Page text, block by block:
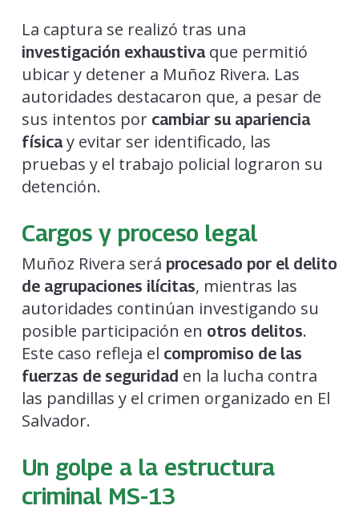
La captura se realizó tras una
investigación exhaustivaque permitió
ubicar y detener a Muñoz Rivera. Las
autoridades destacaron que, a pesar de
sus intentos por cambiar su apariencia
físicay evitar ser identificado, las
pruebas y el trabajo policial lograron su
detención.
Cargos y proceso legal
Muñoz Rivera será procesado por el delito
de agrupaciones ilícitas, mientras las
autoridades continúan investigando su
posible participación en otros delitos.
Este caso refleja el compromiso de las
fuerzas de seguridad en la lucha contra
las pandillas y el crimen organizado en El
Salvador.
Un golpe a la estructura
criminal MS-13